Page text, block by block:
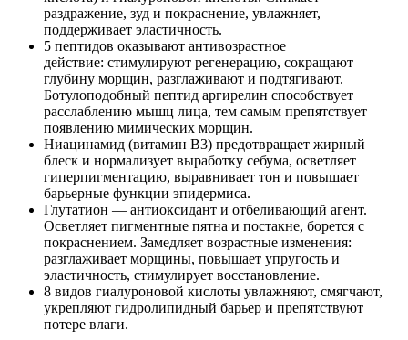
раздражение, зуд и покраснение, увлажняет,
поддерживает эластичность.
5 пептидов оказывают антивозрастное
действие: стимулируют регенерацию, сокращают
глубину морщин, разглаживают и подтягивают.
Ботулоподобный пептид аргирелин способствует
расслаблению мышц лица, тем самым препятствует
появлению мимических морщин.
Ниацинамид (витамин B3) предотвращает жирный
блеск и нормализует выработку себума, осветляет
гиперпигментацию, выравнивает тон и повышает
барьерные функции эпидермиса.
Глутатион — антиоксидант и отбеливающий агент.
Осветляет пигментные пятна и постакне, борется с
покраснением. Замедляет возрастные изменения:
разглаживает морщины, повышает упругость и
эластичность, стимулирует восстановление.
8 видов гиалуроновой кислоты увлажняют, смягчают,
укрепляют гидролипидный барьер и препятствуют
потере влаги.